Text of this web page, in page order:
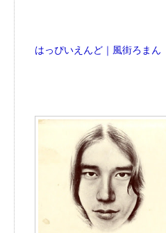
はっぴいえんど｜風街ろまん